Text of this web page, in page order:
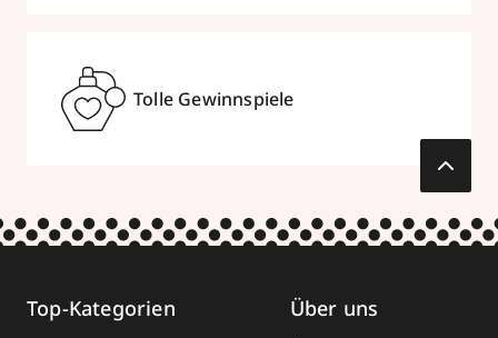
Tolle Gewinnspiele
Top-Kategorien Über uns